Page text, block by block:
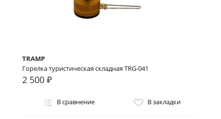
TRAMP
Горелка туристическая складная TRG-041
2 500 ₽
В сравнение В закладки